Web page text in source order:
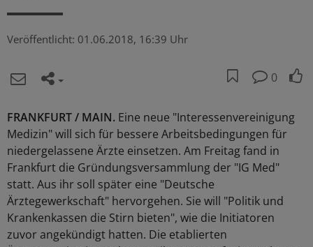
Veröffentlicht: 01.06.2018, 16:39 Uhr
0
FRANKFURT / MAIN. Eine neue "Interessenvereinigung
Medizin" will sich für bessere Arbeitsbedingungen für
niedergelassene Ärzte einsetzen. Am Freitag fand in
Frankfurt die Gründungsversammlung der "IG Med"
statt. Aus ihr soll später eine "Deutsche
Ärztegewerkschaft" hervorgehen. Sie will "Politik und
Krankenkassen die Stirn bieten", wie die Initiatoren
zuvor angekündigt hatten. Die etablierten